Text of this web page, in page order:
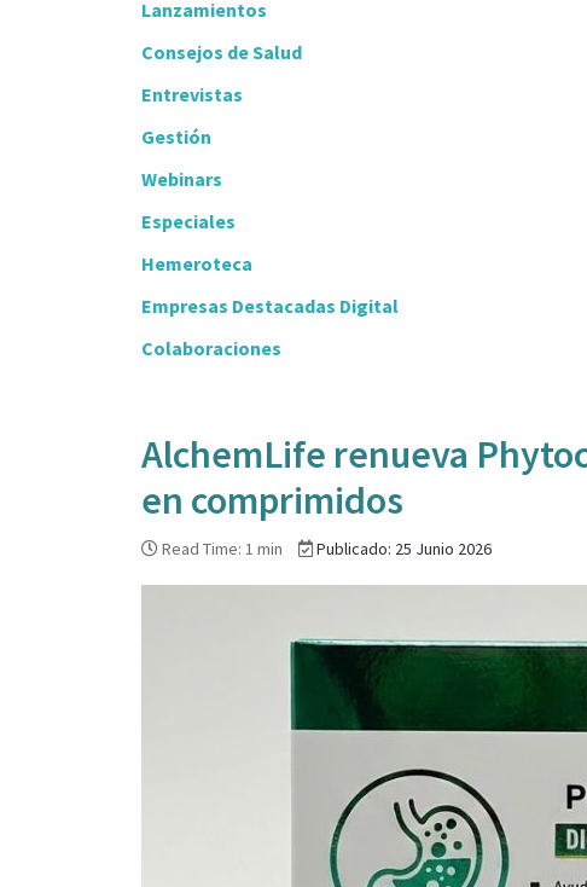
Lanzamientos
Consejos de Salud
Entrevistas
Gestión
Webinars
Especiales
Hemeroteca
Empresas Destacadas Digital
Colaboraciones
AlchemLife renueva
en comprimidos
Read Time: 1 min Publicado: 25 Junio 2026